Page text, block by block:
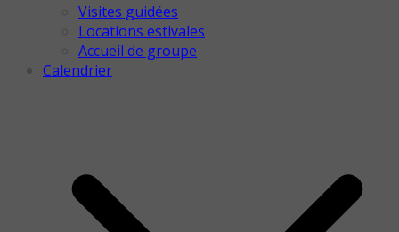
Visites guidées
Locations estivales
Accueil de groupe
Calendrier